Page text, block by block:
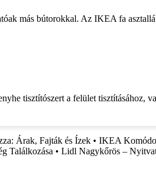
más bútorokkal. Az IKEA fa
tisztítószert a felület tisztításához,
Árak, Fajták és Ízek • IKEA
Találkozása • Lidl Nagykőrös –